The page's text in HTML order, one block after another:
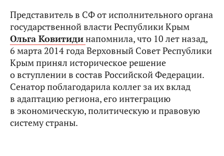
Представитель в СФ от исполнительного органа
государственной власти Республики Крым
Ольга Ковитидинапомнила, что 10 лет назад,
6 марта 2014 года Верховный Совет Республики
Крым принял историческое решение
о вступлении в состав Российской Федерации.
Сенатор поблагодарила коллег за их вклад
в адаптацию региона, его интеграцию
в экономическую, политическую и правовую
систему страны.